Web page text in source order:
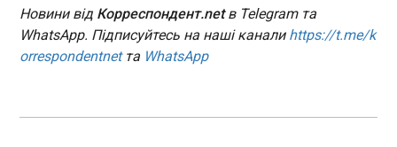
союзники готуються до напруги
11:02:23
Президент США Дональд Трамп вирушив на
побоюються, що переговори можуть пройти
Новини від Корреспондент.netв Telegram та
WhatsApp. Підписуйтесь на наші канали https://t.me/k
orrespondentnetта WhatsApp